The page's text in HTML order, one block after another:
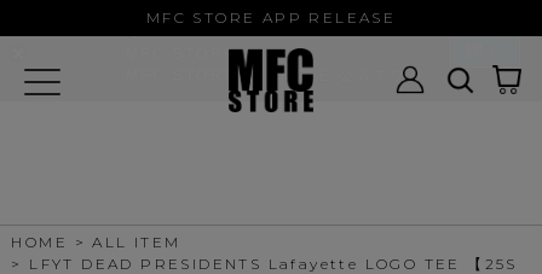
MFC STORE APP RELEASE
HOME
ALL ITEM
LFYT DEAD PRESIDENTS Lafayette LOGO TEE 【25S
MFC STORE
MFC STORE/EXAMPLE 公式アプリ -
Google Play